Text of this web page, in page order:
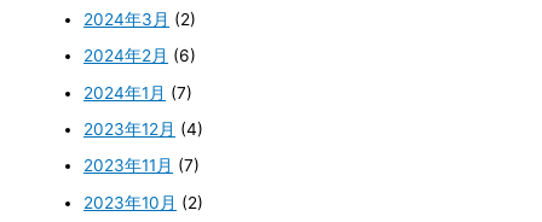
2024年3月 (2)
2024年2月 (6)
2024年1月 (7)
2023年12月 (4)
2023年11月 (7)
2023年10月 (2)